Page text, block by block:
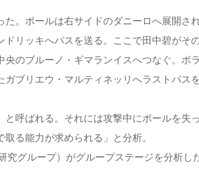
。ボールは右サイドのダニーロへ展開さ
リッキへパスを送る。ここで田中碧がそ
のブルーノ・ギマランイスへつなぐ。ボ
ブリエウ・マルティネッリへラストパス
呼ばれる。それには攻撃中にボールを失
る能力が求められる」と分析。
グループ）がグループステージを分析し